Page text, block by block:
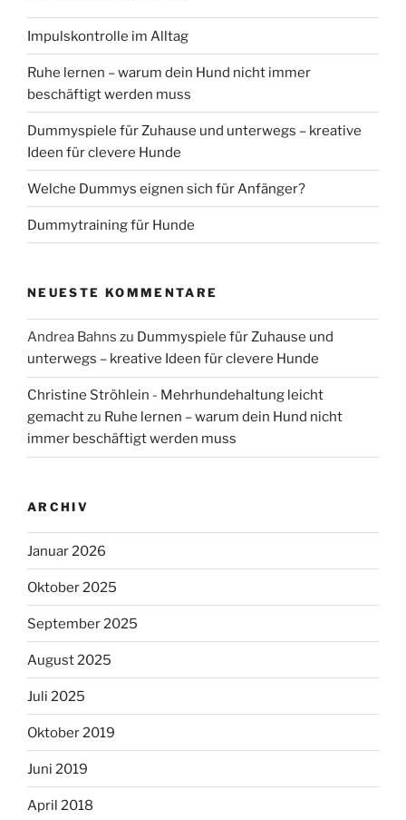
Impulskontrolle im Alltag
Ruhe lernen – warum dein Hund nicht immer
beschäftigt werden muss
Dummyspiele für Zuhause und unterwegs – kreative
Ideen für clevere Hunde
Welche Dummys eignen sich für Anfänger?
Dummytraining für Hunde
NEUESTE KOMMENTARE
Andrea Bahns zu Dummyspiele für Zuhause und
unterwegs – kreative Ideen für clevere Hunde
Christine Ströhlein - Mehrhundehaltung leicht
gemachtzu Ruhe lernen – warum dein Hund nicht
immer beschäftigt werden muss
ARCHIV
Januar 2026
Oktober 2025
September 2025
August 2025
Juli 2025
Oktober 2019
Juni 2019
April 2018